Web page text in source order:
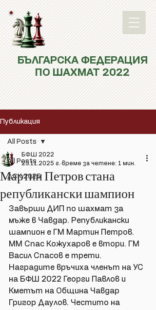
БЪЛГАРСКА ФЕДЕРАЦИЯ
ПО ШАХМАТ 2022
Публикация
All Posts
ДСК 2025
All Posts
Мартин Петров стана
републикански шампион
БФШ 2022
29.11.2025 г. време за четене: 1 мин.
Завърши ДИП по шахмат за
мъже в Чавдар. Републикански
шампион е ГМ Мартин Петров.
ММ Спас Кожухаров е втори. ГМ
Васил Спасов е трети.
Наградите връчиха членът на УС
на БФШ 2022 Георги Павлов и
Кметът на Община Чавдар
Григор Даулов. Честито на